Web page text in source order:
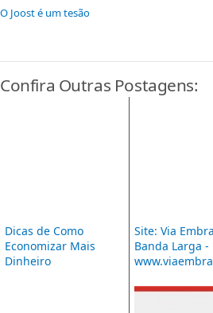
O Joost é um tesão
Confira Outras Postagens:
Dicas de Como
Economizar Mais
Dinheiro
Site: Via
Banda Larga -